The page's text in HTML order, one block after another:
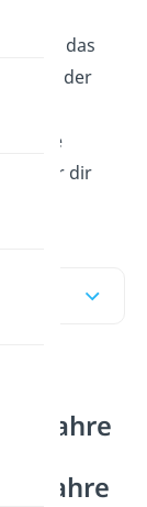
und das
. Wo der
beide
wir dir